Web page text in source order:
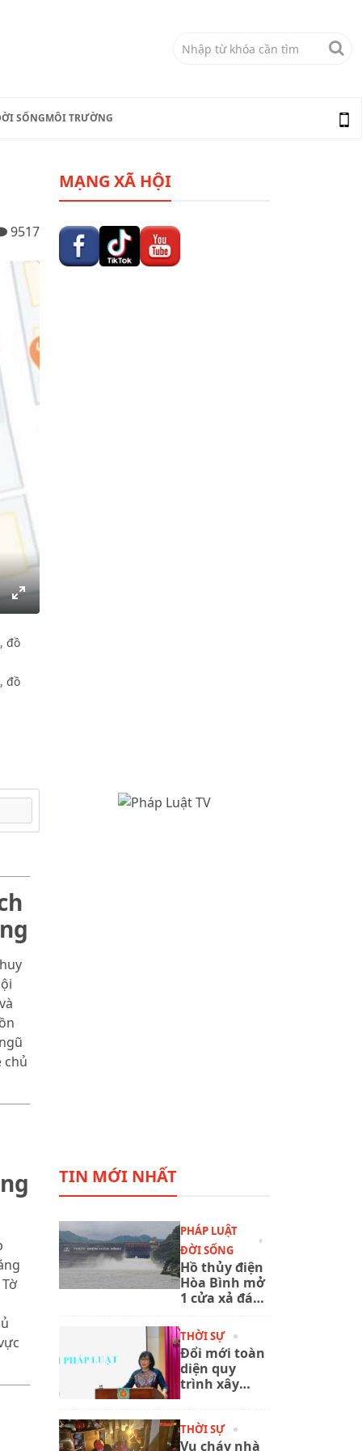
SỐNGMÔI TRƯỜNG
9517
Enter
đồ
đồ
chủ
MẠNG XÃ HỘI
TIN MỚI NHẤT
PHÁP LUẬT
ĐỜI SỐNG
Hồ thủy điện
Hòa Bình mở
1 cửa xả đáy,
ứng phó mưa
lũ
THỜI SỰ
Đổi mới toàn
diện quy
trình xây
bản quy
phạm pháp
THỜI SỰ
Vụ cháy nhà